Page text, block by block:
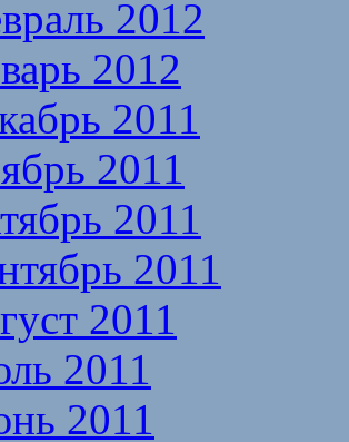
2012
2012
2011
2011
2011
2011
2011
2011
2011